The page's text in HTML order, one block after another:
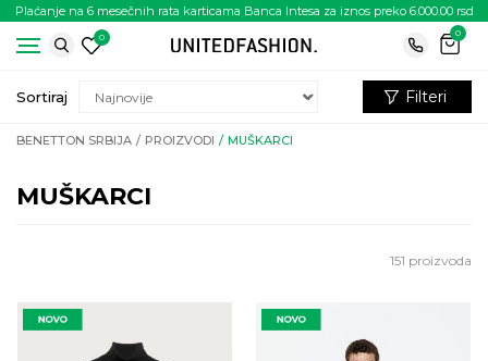
Plaćanje na 6 mesečnih rata karticama Banca Intesa za iznos preko 6.000.00 rsd
0
0
BENETTON SRBIJA PROIZVODI MUŠKARCI
MUŠKARCI
Sortiraj Filteri
151 proizvoda